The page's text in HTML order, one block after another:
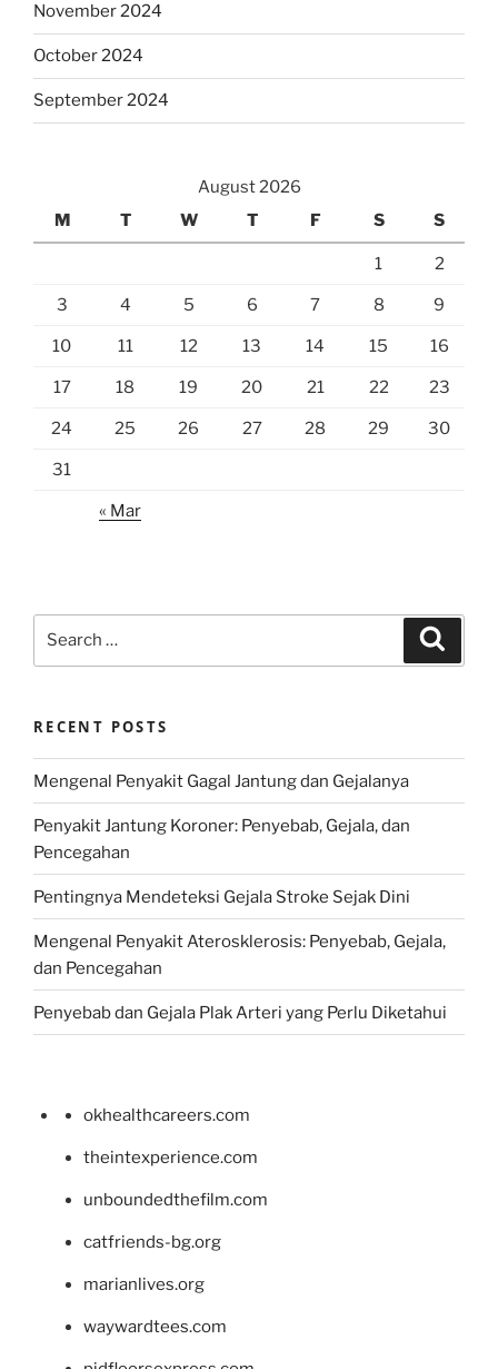
November 2024
October 2024
September 2024
August 2026
M
T W T F S S
1 2
3 4 5 6 7 8 9
10 11 12 13 14 15 16
17 18 19 20 21 22 23
24 25 26 27 28 29 30
31
« Mar
RECENT POSTS
Mengenal Penyakit Gagal Jantung dan Gejalanya
Penyakit Jantung Koroner: Penyebab, Gejala, dan
Pencegahan
Pentingnya Mendeteksi Gejala Stroke Sejak Dini
Mengenal Penyakit Aterosklerosis: Penyebab, Gejala,
dan Pencegahan
Penyebab dan Gejala Plak Arteri yang Perlu Diketahui
okhealthcareers.com
theintexperience.com
unboundedthefilm.com
catfriends-bg.org
marianlives.org
waywardtees.com